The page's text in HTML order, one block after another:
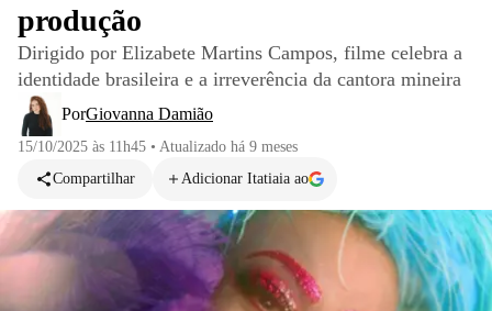
produção
Dirigido por Elizabete Martins Campos, filme celebra a
identidade brasileira e a irreverência da cantora mineira
PorGiovanna Damião
15/10/2025 às 11h45 • Atualizado há 9 meses
Compartilhar
Adicionar Itatiaia ao